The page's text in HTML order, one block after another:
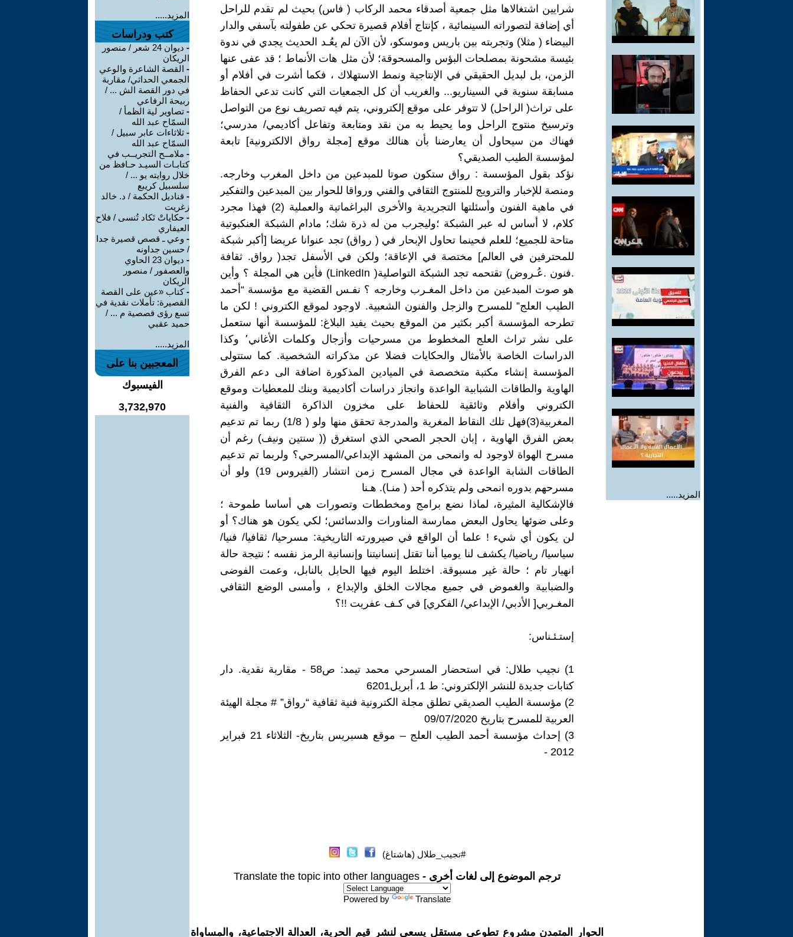
المزيد.....
شرايين اشتغالاها مثل جمعية أصدقاء محمد الركاب ( فاس) بحيث لم تقدم للراحل
أي إضافة لتصوراته السينمائية ، كإنتاج أفلام قصيرة تحكي عن طفولته بآسفي والدار
البيضاء ( مثلا) وتجربته بين باريس وموسكو، لأن الآن لم يعُـد الحديث يجدي في ندوة
بئيسة مشحونة بمصلحات البؤس والمسحوقة؛ لأن مثل هات الأنماط ؛ قد عفى عنها
الزمن، بل لبديل الحقيقي في الإنتاجية ونمط الاستهلاك ، فكما أشرت في أفلام أو
مسابقة سنوية في السيناريو... والغريب أن كل الجمعيات التي كانت تدعي الحفاظ
على تراث( الراحل) لا تتوفر على موقع إلكتروني، يتم فيه تصريف نوع من التواصل
وترسيخ منتوج الراحل وما يحيط به من نقد ومتابعة وتفاعل أكاديمي/ مدرسي؛
فهناك من سيحاول أن يعارضنا بأن هنالك موقع [مجلة رواق الالكترونية] تابعة
لمؤسسة الطيب الصديقي؟
نؤكد بقول المؤسسة : رواق ستكون صوتا للمبدعين من داخل المغرب وخارجه.
ومنصة للإخبار والترويج للمنتوج الثقافي والفني ورواقا للحوار بين المبدعين والتفكير
في ماهية الفنون وأسئلتها التجريدية والأخرى البراغماتية والعملية (2) فهذا مجرد
كلام، لا أساس له عبر الشبكة ؛وليجرب من له ذرة شك؛ مادام الشبكة العنكبوتية
متاحة للجميع؛ للعلم فحينما تحاول الإبحار في ( رواق) تجد عنوانا عريضا [أكبر شبكة
للمحترفين في العالم] مختصة في الإعاقة؛ ولكن في الأسفل تجد( رواق. ثقافة
.فنون .عُـروض) تقتحمه تجد الشبكة التواصلية( LinkedIn) فأين هي المجلة ؟ وأين
هو صوت المبدعين من داخل المغـرب وخارجه ؟ نفـس القضية مع مؤسسة “أحمد
الطيب العلج” للمسرح والزجل والفنون الشعبية. لاوجود لموقع الكتروني ! لكن ما
تطرحه المؤسسة أكبر بكثير من الموقع بحيث يفيد البلاغ: للمؤسسة أنها ستعمل
على نشر تراث العلج المخطوط من مسرحيات وأزجال وكلمات الأغاني٬ وكذا
الدراسات الخاصة بالأمثال والحكايات فضلا عن مذكراته الشخصية. كما ستتولى
المؤسسة إنشاء مكتبة متخصصة في الميادين المذكورة اضافة الى دعم الفرق
الهاوية والطاقات الشبابية الواعدة وانجاز دراسات أكاديمية وبنك للمعطيات وموقع
الكتروني وأفلام وثائقية للحفاظ على مخزون الذاكرة الثقافية والفنية
المغربية(3)فهل تلك النقاط المغرية والمدرجة تحقق منها ولو ( 1/8) ربما تم تدعيم
بعض الفرق الهاوية ، إبان الحجر الصحي الذي استغرق (( سنتين ونيف) رغم أن
مسرح الهواة لاوجود له وانمحى من المشهد الإبداعي/المسرحي؟ ولربما تم تدعيم
الطاقات الشابة الواعدة في مجال المسرح زمن انتشار (الفيروس 19) ولو أن
مسرحهم بدوره انمحى ولم يتذكره أحد ( منـا). هـنا
فالإشكالية المثيرة، لماذا نضع برامج ومخططات وتصورات هي أساسا طموحة ؛
وعلى ضوئها يحاول البعض ممارسة المناورات والدسائس؛ لكي يكون هو هناك؟ أو
لن يكون أي شيء ! علما أن الواقع في صيرورته التاريخية: مسرحيا/ ثقافيا/ فنيا/
سياسيا/ رياضيا/ يكشف لنا يوميا أننا تقتل إنسانيتنا وإنسانية الرمز نفسه ؛ نتيجة حالة
انهيار تام ؛ حالة غير مسبوقة. اختلط اليوم فيها الحابل بالنابل، وعمت الفوضى
والضبابية والغموض في جميع مجالات الخلق والإبداع ، وأمسى الوضع الثقافي
المغـربي[ الأدبي/ الإبداعي/ الفكري] في كـف عفريت !!؟
إستـئـناس:
1) نجيب طلال: في استحضار المسرحي محمد تيمد: ص58 - مقاربة نقدية. دار
كتابات جديدة للنشر الإلكتروني: ط 1، أبريل6201
2) مؤسسة الطيب الصديقي تطلق مجلة الكترونية فنية ثقافية “رواق” # مجلة الهيئة
العربية للمسرح بتاريخ 09/07/2020
3) إحداث مؤسسة أحمد الطيب العلج – موقع هسبريس بتاريخ- الثلاثاء 21 فبراير
2012 -
#نجيب_طلال (هاشتاغ)
ترجم الموضوع إلى لغات أخرى - Translate the topic into other languages
Powered by Translate
الحوار المتمدن مشروع تطوعي مستقل يسعى لنشر قيم الحرية، العدالة الاجتماعية، والمساواة
المزيد.....
كتب ودراسات
-
ديوان 24 شعر / منصور
الريكان
- القصة الشاعرة والوعي
الجمعي الحداثي/ مقاربة
في دور القصة الش ... /
ربيحة الرفاعي
- تصاوير لية الظمأ /
السمّاح عبد الله
- ثلاثاءات عابر سبيل /
السمّاح عبد الله
- ملامــح التجريــب في
كتابـات السيـد حـافظ من
خلال روايته يو ... /
سلسبيل كريبع
- قناديل الحكمة / د. خالد
زغريت
- حكاياتْ تَكاد تُنسى / فلاح
العيفاري
- وعي ـ قصص قصيرة جدا
/ حسين جداونه
-
ديوان 23 الحاوي
والعصفور / منصور
الريكان
-كتاب «عين على القصة
القصيرة: تأملات نقدية في
تسع رؤى قصصية م ... /
حميد عقبي
المزيد.....
المعجبين بنا على
الفيسبوك
3,732,970